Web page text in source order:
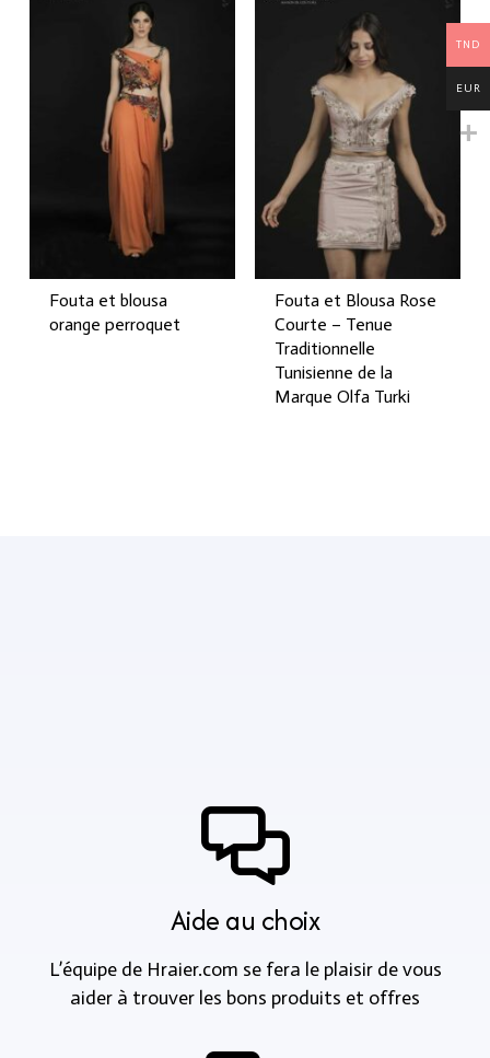
Fouta et blousa
orange perroquet
Fouta et Blousa Rose
Courte – Tenue
Traditionnelle
Tunisienne de la
Marque Olfa Turki
Aide au choix
L’équipe de Hraier.com se fera le plaisir de vous
aider à trouver les bons produits et offres
TND
EUR